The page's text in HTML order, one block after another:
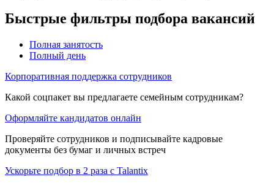
Быстрые фильтры подбора вакансий
Полная занятость
Полный день
Корпоративная поддержка сотрудников
Какой соцпакет вы предлагаете семейным сотрудникам?
Оформляйте кандидатов онлайн
Проверяйте сотрудников и подписывайте кадровые
документы без бумаг и личных встреч
Ускорьте подбор в 2 раза с Talantix